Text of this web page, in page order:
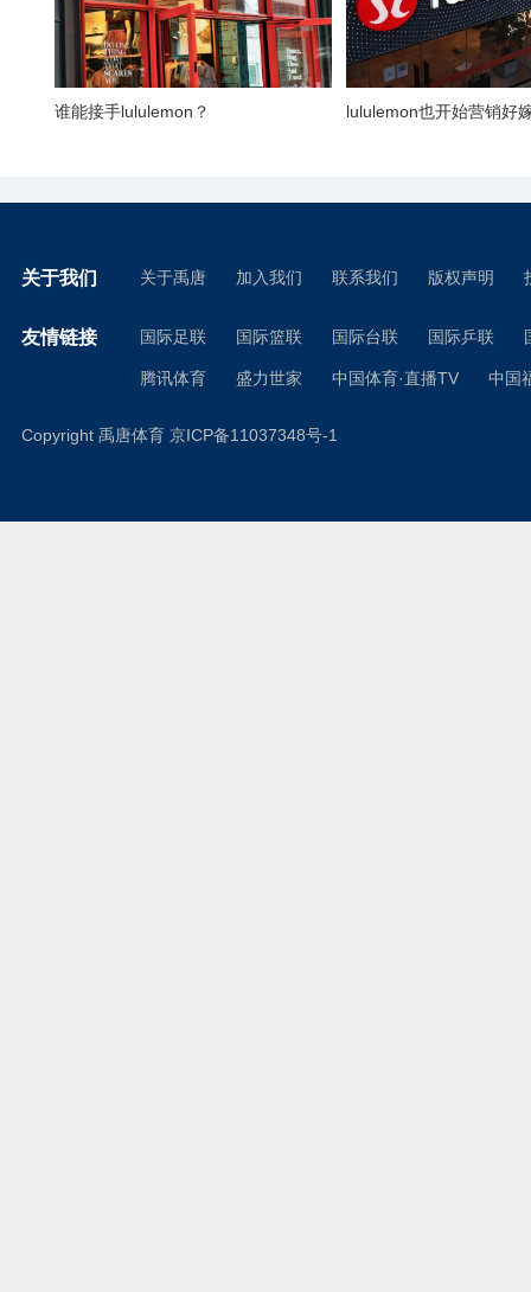
谁能接手lululemon？ lululemon也开始营销好
关于我们 关于禹唐 加入我们 联系我们 版权声明
友情链接 国际足联 国际篮联 国际台联 国际乒联
腾讯体育 盛力世家 中国体育·直播TV 中国
Copyright 禹唐体育 京ICP备11037348号-1